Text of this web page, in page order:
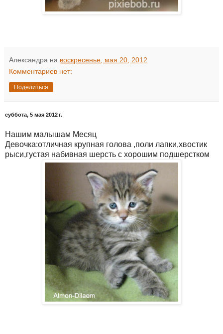
Александра на воскресенье, мая 20, 2012
Комментариев нет:
Поделиться
суббота, 5 мая 2012 г.
Нашим малышам Месяц
Девочка:отличная крупная голова ,поли лапки,хвостик
рыси,густая набивная шерсть с хорошим подшерстком